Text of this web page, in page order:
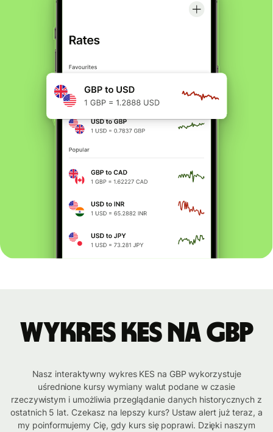
Wykres KES na GBP
Nasz interaktywny wykres KES na GBP wykorzystuje
uśrednione kursy wymiany walut podane w czasie
rzeczywistym i umożliwia przeglądanie danych historycznych z
ostatnich 5 lat. Czekasz na lepszy kurs? Ustaw alert już teraz, a
my poinformujemy Cię, gdy kurs się poprawi. Dzięki naszym